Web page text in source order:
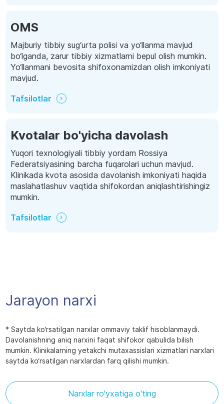
OMS
Majburiy tibbiy sug‘urta polisi va yo‘llanma mavjud
bo‘lganda, zarur tibbiy xizmatlarni bepul olish mumkin.
Yo‘llanmani bevosita shifoxonamizdan olish imkoniyati
mavjud.
Tafsilotlar
Kvotalar bo'yicha davolash
Yuqori texnologiyali tibbiy yordam Rossiya
Federatsiyasining barcha fuqarolari uchun mavjud.
Klinikada kvota asosida davolanish imkoniyati haqida
maslahatlashuv vaqtida shifokordan aniqlashtirishingiz
mumkin.
Tafsilotlar
Jarayon narxi
* Saytda ko‘rsatilgan narxlar ommaviy taklif hisoblanmaydi.
Davolanishning aniq narxini faqat shifokor qabulida bilish
mumkin. Klinikalarning yetakchi mutaxassislari xizmatlari narxlari
saytda ko‘rsatilgan narxlardan farq qilishi mumkin.
Narxlar ro'yxatiga o'ting